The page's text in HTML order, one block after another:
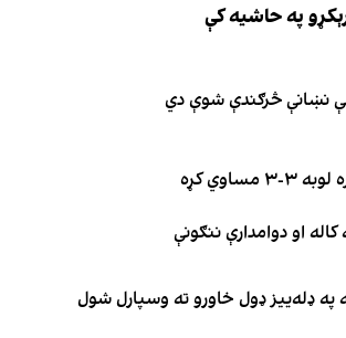
په حاشیه کې
نښانې څرګندې شوې دي
کړه